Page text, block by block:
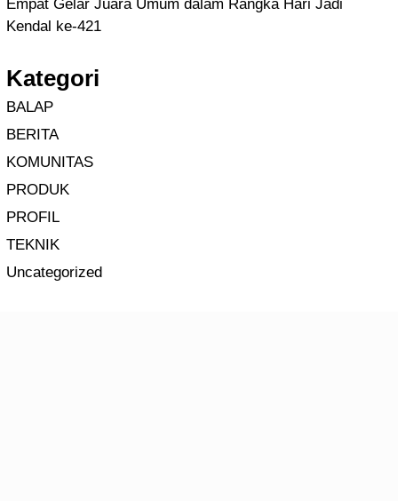
Empat Gelar Juara Umum dalam Rangka Hari Jadi
Kendal ke-421
Kategori
BALAP
BERITA
KOMUNITAS
PRODUK
PROFIL
TEKNIK
Uncategorized